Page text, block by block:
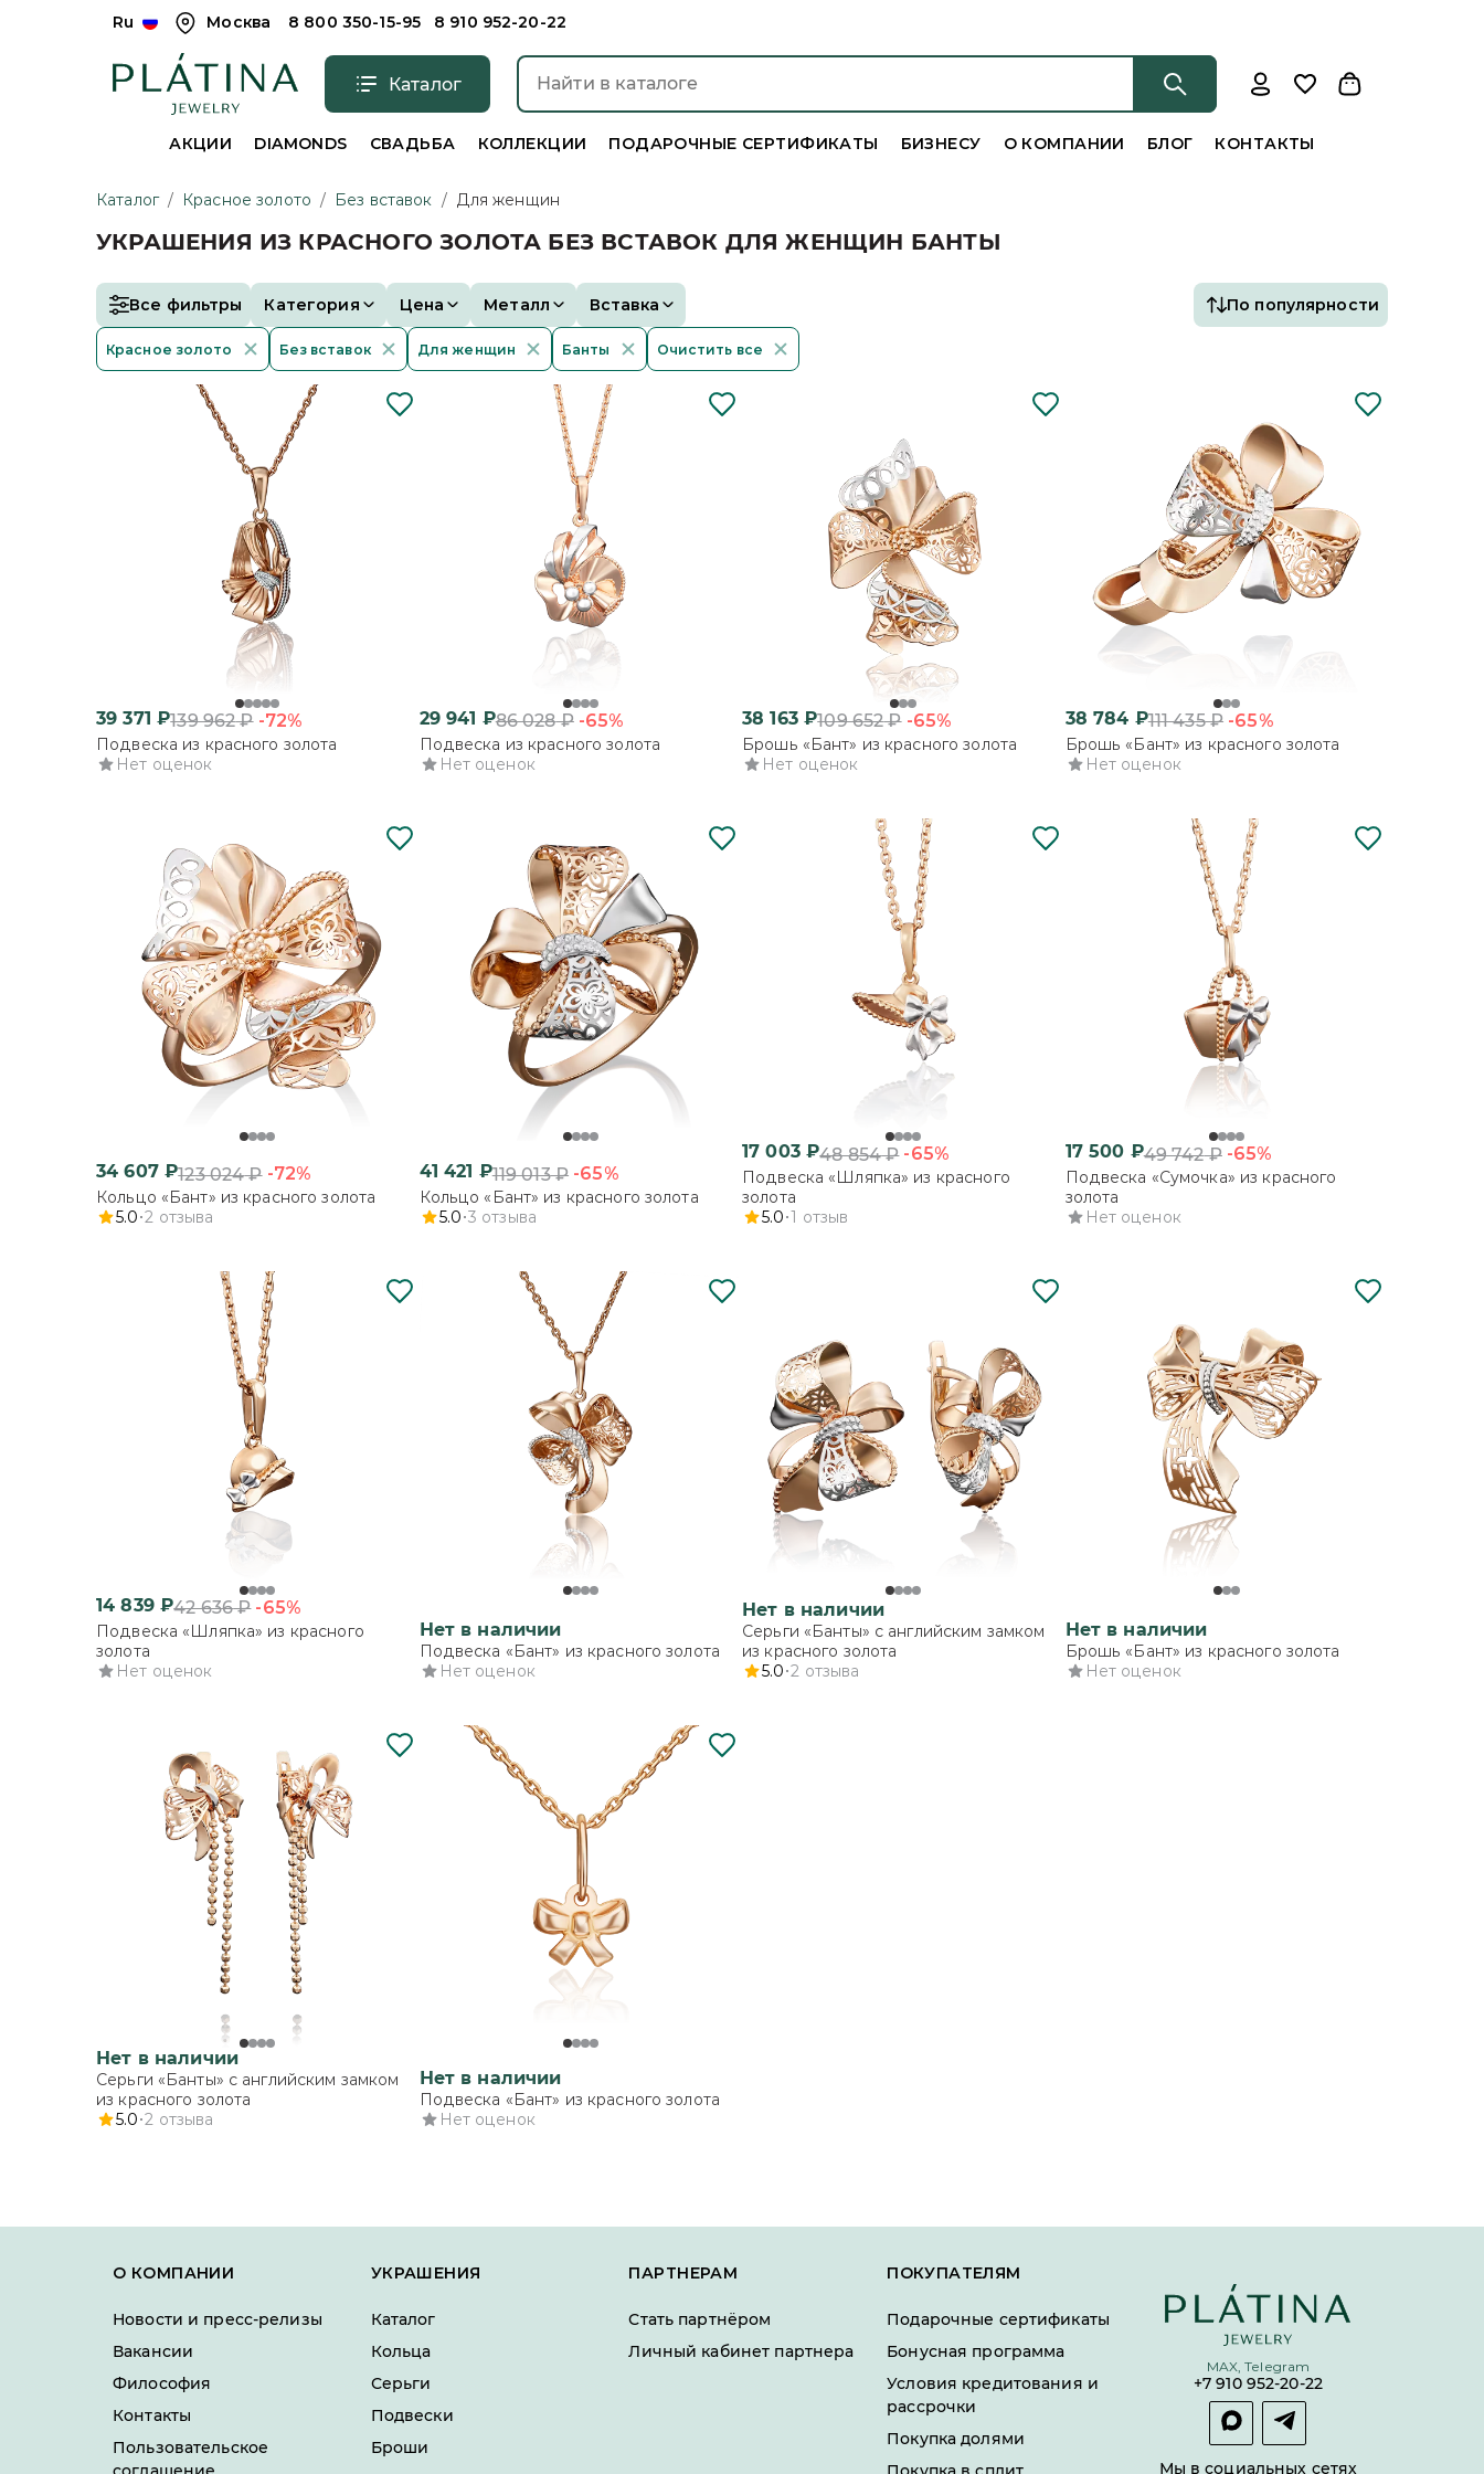
Ru Москва 8 800 350-15-95 8 910 952-20-22
Каталог
АКЦИИ DIAMONDS СВАДЬБА КОЛЛЕКЦИИ ПОДАРОЧНЫЕ СЕРТИФИКАТЫ БИЗНЕСУ О КОМПАНИИ БЛОГ КОНТАКТЫ
Каталог / Красное золото / Без вставок / Для женщин
УКРАШЕНИЯ ИЗ КРАСНОГО ЗОЛОТА БЕЗ ВСТАВОК ДЛЯ ЖЕНЩИН БАНТЫ
Все фильтры Категория Цена Металл Вставка По популярности
Красное золото Без вставок Для женщин Банты Очистить все
39 371 ₽139 962₽ -72%
Подвеска из красного золота
Нет оценок
29 941 ₽86 028₽ -65%
Подвеска из красного золота
Нет оценок
38 163₽109 652₽ -65%
Брошь «Бант» из красного золота
Нет оценок
38 784 ₽111 435₽ -65%
Брошь «Бант» из красного золота
Нет оценок
34 607₽123 024₽ -72%
Кольцо «Бант» из красного золота
5.0 2 отзыва
41 421 ₽119 013₽ -65%
Кольцо «Бант» из красного золота
5.0 3 отзыва
17 003₽48 854₽ -65%
Подвеска «Шляпка» из красного
золота
5.0 1 отзыв
17 500 ₽49 742₽ -65%
Подвеска «Сумочка» из красного
золота
Нет оценок
14 839₽42 636₽ -65%
Подвеска «Шляпка» из красного
золота
Нет оценок
Нет в наличии
Подвеска «Бант» из красного золота
Нет оценок
Нет в наличии
Серьги «Банты» с английским замком
из красного золота
5.0 2 отзыва
Нет в наличии
Брошь «Бант» из красного золота
Нет оценок
Нет в наличии
Серьги «Банты» с английским замком
из красного золота
5.0 2 отзыва
Нет в наличии
Подвеска «Бант» из красного золота
Нет оценок
О КОМПАНИИ
Новости и пресс-релизы
Вакансии
Философия
Контакты
Пользовательское
УКРАШЕНИЯ
Каталог
Кольца
Серьги
Подвески
Броши
ПАРТНЕРАМ
Стать партнёром
Личный кабинет партнера
ПОКУПАТЕЛЯМ
Подарочные сертификаты
Бонусная программа
Условия кредитования и
рассрочки
Покупка долями
MAX, Telegram
+7 910 952-20-22
Мы в социальных сетях